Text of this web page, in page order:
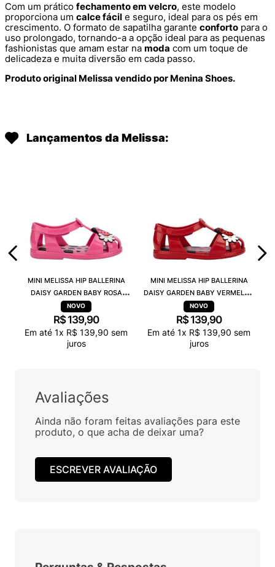
Com um prático fechamento em velcro, este modelo
proporciona um calce fácil e seguro, ideal para os pés em
crescimento. O formato de sapatilha garante conforto para o
uso prolongado, tornando-a a opção ideal para as pequenas
fashionistas que amam estar na moda com um toque de
delicadeza e muita diversão em cada passo.
Produto original Melissa vendido por Menina Shoes.
Lançamentos da Melissa:
MINI MELISSA HIP BALLERINA
DAISY GARDEN BABY ROSA
PRETO 38115
R$ 139,90
Em até 1x R$ 139,90 sem
juros
MINI MELISSA HIP BALLERINA
DAISY GARDEN BABY VERMELHO
PRETO 38115
R$ 139,90
Em até 1x R$ 139,90 sem
juros
Avaliações
Ainda não foram feitas avaliações para este
produto, o que acha de deixar uma?
ESCREVER AVALIAÇÃO